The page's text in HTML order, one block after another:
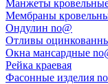
Манжеты
Мембраны
Ондулин no@
Отливы
Окна мансардные
Рейка краевая
Фасонные изделия